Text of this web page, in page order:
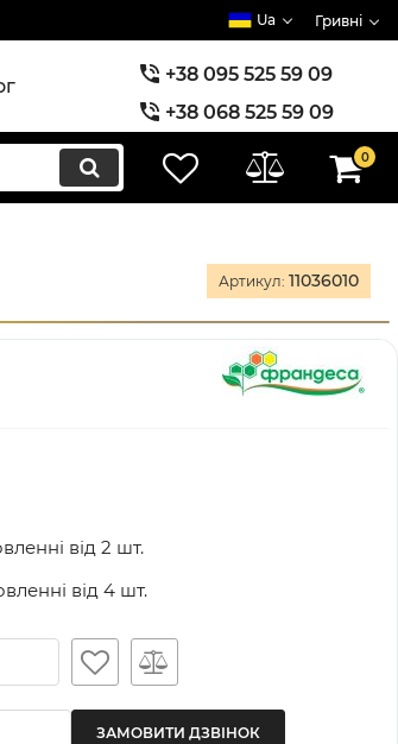
Ua Гривні
+38 095 525 59 09
+38 068 525 59 09
+38 073 525 59 09
0
Артикул: 11036010
від 2 шт.
від 4 шт.